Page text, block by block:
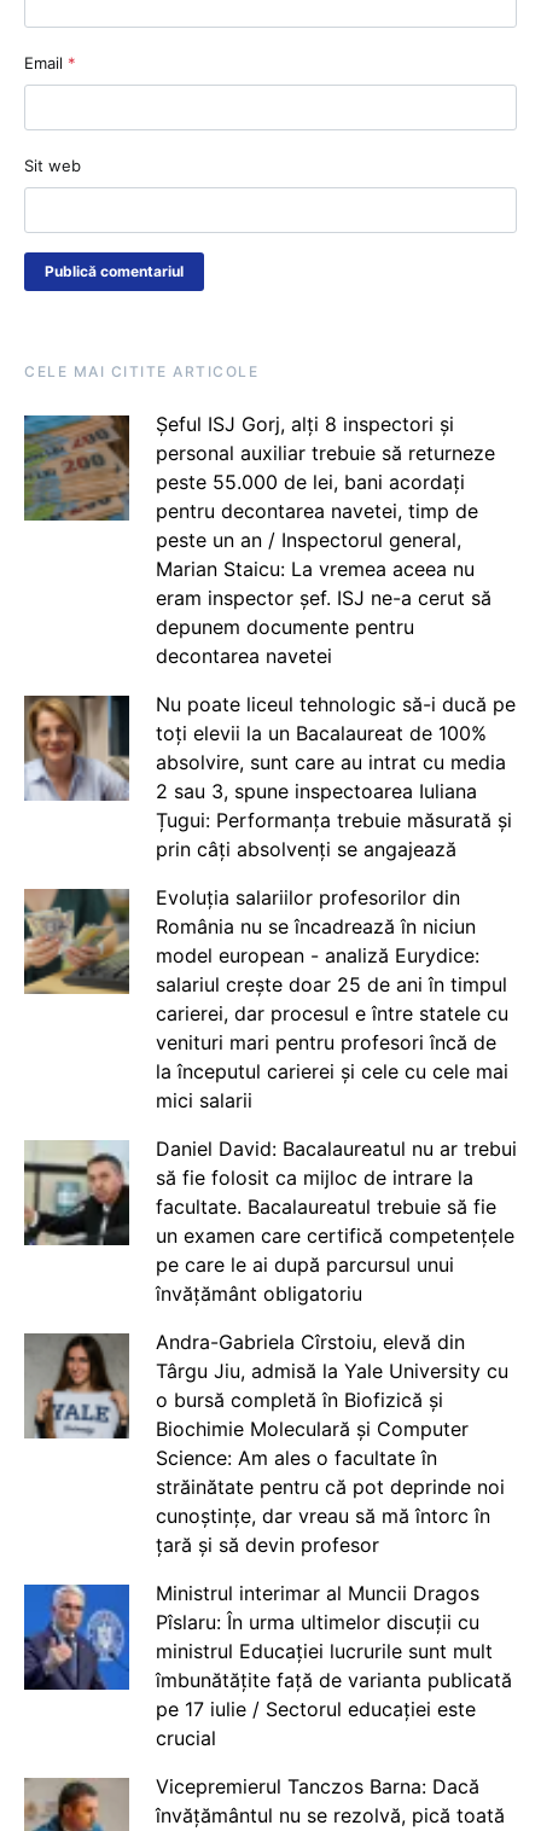
Email *
Sit web
CELE MAI CITITE ARTICOLE
Șeful ISJ Gorj, alți 8 inspectori și
personal auxiliar trebuie să returneze
peste 55.000 de lei, bani acordați
pentru decontarea navetei, timp de
peste un an / Inspectorul general,
Marian Staicu: La vremea aceea nu
eram inspector șef. ISJ ne-a cerut să
depunem documente pentru
decontarea navetei
Nu poate liceul tehnologic să-i ducă pe
toți elevii la un Bacalaureat de 100%
absolvire, sunt care au intrat cu media
2 sau 3, spune inspectoarea Iuliana
Țugui: Performanța trebuie măsurată și
prin câți absolvenți se angajează
Evoluția salariilor profesorilor din
România nu se încadrează în niciun
model european - analiză Eurydice:
salariul crește doar 25 de ani în timpul
carierei, dar procesul e între statele cu
venituri mari pentru profesori încă de
la începutul carierei și cele cu cele mai
mici salarii
Daniel David: Bacalaureatul nu ar trebui
să fie folosit ca mijloc de intrare la
facultate. Bacalaureatul trebuie să fie
un examen care certifică competențele
pe care le ai după parcursul unui
învățământ obligatoriu
Andra-Gabriela Cîrstoiu, elevă din
Târgu Jiu, admisă la Yale University cu
o bursă completă în Biofizică și
Biochimie Moleculară și Computer
Science: Am ales o facultate în
străinătate pentru că pot deprinde noi
cunoștințe, dar vreau să mă întorc în
țară și să devin profesor
Ministrul interimar al Muncii Dragos
Pîslaru: În urma ultimelor discuții cu
ministrul Educației lucrurile sunt mult
îmbunătățite față de varianta publicată
pe 17 iulie / Sectorul educației este
crucial
Vicepremierul Tanczos Barna: Dacă
învățământul nu se rezolvă, pică toată